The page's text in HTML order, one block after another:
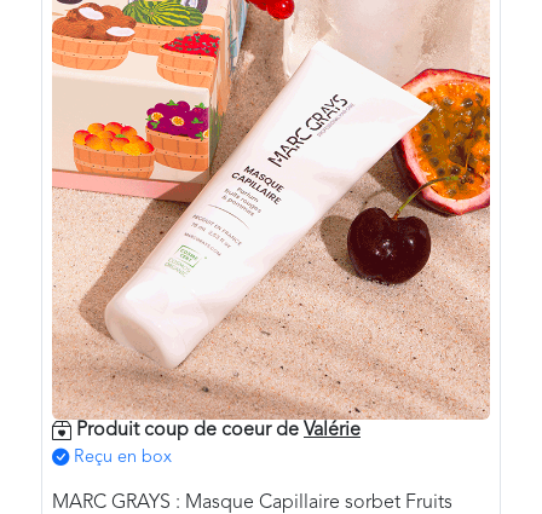
Produit coup de coeur de Valérie
Reçu en box
MARC GRAYS : Masque Capillaire sorbet Fruits